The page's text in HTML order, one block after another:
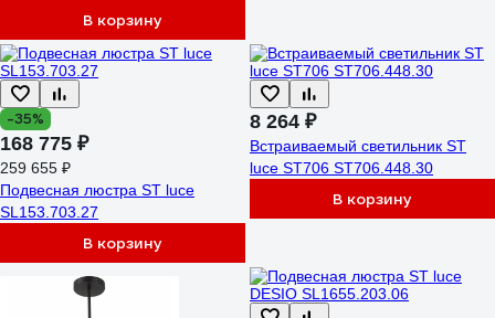
В корзину
-35%
168 775 ₽
259 655 ₽
Подвесная люстра ST luce
SL153.703.27
В корзину
8 264 ₽
Встраиваемый светильник ST
luce ST706 ST706.448.30
В корзину